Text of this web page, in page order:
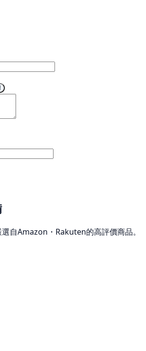
自Amazon・Rakuten的高評價商品。